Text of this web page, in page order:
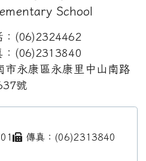
School
(06)2324462
(06)2313840
永康區永康里中山南路
號
傳真：(06)2313840